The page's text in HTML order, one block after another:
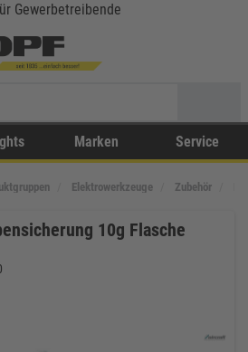
Gewerbetreibende
Marken Service
Elektrowerkzeuge Zubehör
10g Flasche